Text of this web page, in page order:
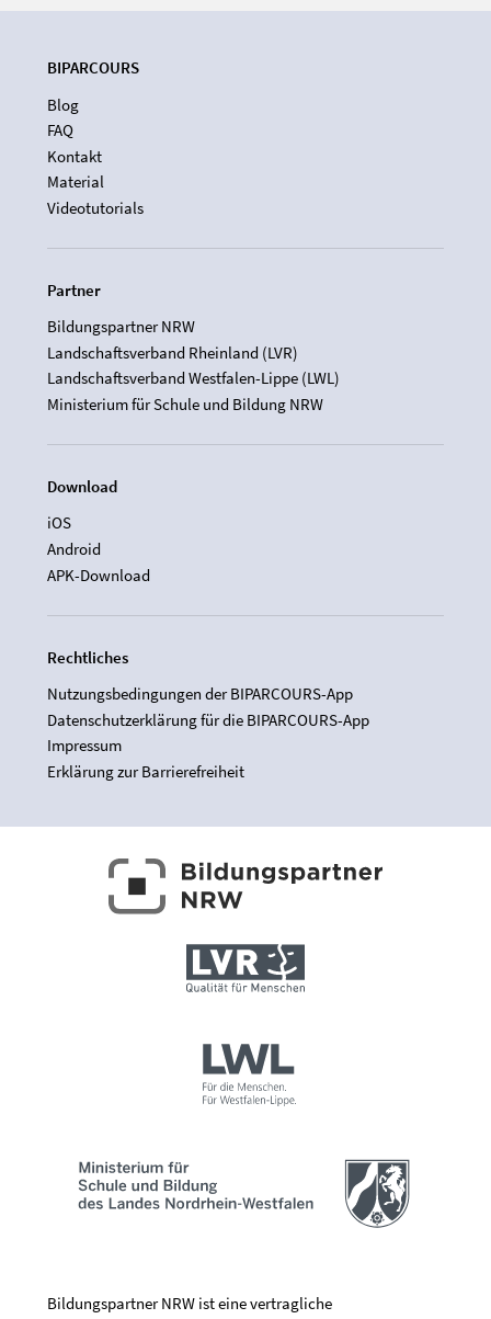
BIPARCOURS
Blog
FAQ
Kontakt
Material
Videotutorials
Partner
Bildungspartner NRW
Landschaftsverband Rheinland (LVR)
Landschaftsverband Westfalen-Lippe (LWL)
Ministerium für Schule und Bildung NRW
Download
iOS
Android
APK-Download
Rechtliches
Nutzungsbedingungen der BIPARCOURS-App
Datenschutzerklärung für die BIPARCOURS-App
Impressum
Erklärung zur Barrierefreiheit
Bildungspartner NRW ist eine vertragliche